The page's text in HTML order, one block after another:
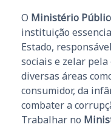
O Ministério
instituição
Estado,
sociais e zelar
diversas áreas
consumidor, da
combater a
Trabalhar no